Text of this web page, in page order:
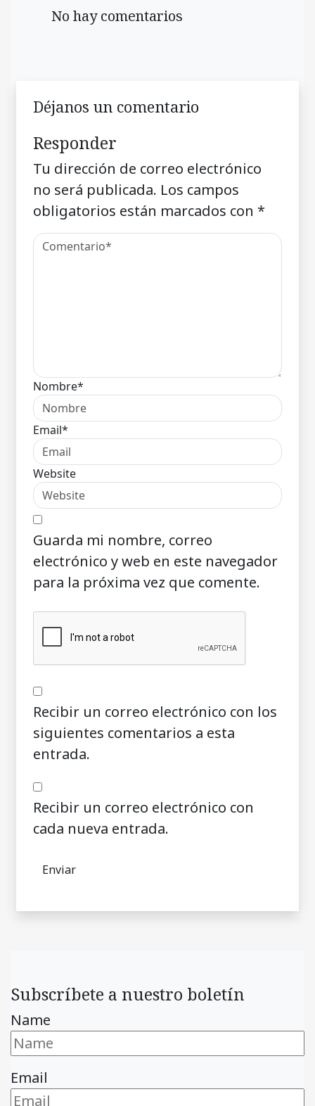
No hay comentarios
Déjanos un comentario
Responder
Tu dirección de correo electrónico
no será publicada. Los campos
obligatorios están marcados con *
Nombre*
Email*
Website
Guarda mi nombre, correo
electrónico y web en este navegador
para la próxima vez que comente.
Recibir un correo electrónico con los
siguientes comentarios a esta
entrada.
Recibir un correo electrónico con
cada nueva entrada.
Subscríbete a nuestro boletín
Name
Email